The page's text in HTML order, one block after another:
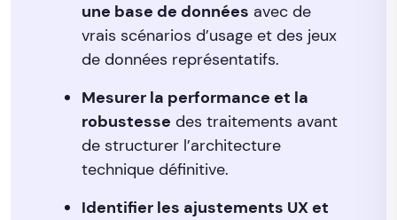
une base de données avec de
vrais scénarios d’usage et des jeux
de données représentatifs.
Mesurer la performance et la
robustesse des traitements avant
de structurer l’architecture
technique définitive.
Identifier les ajustements UX et